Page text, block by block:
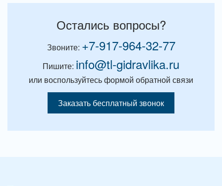
Остались вопросы?
Звоните: +7-917-964-32-77
Пишите: info@tl-gidravlika.ru
или воспользуйтесь формой обратной связи
Заказать бесплатный звонок